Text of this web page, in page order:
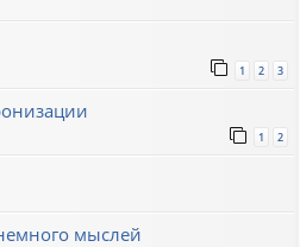
1 2 3
1 2
мыслей